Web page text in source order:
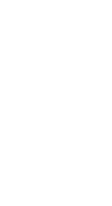
리는)
2日TSUTAYAにて先行
ジン / エンジョイ❕
News
ル
制作発表会
日（28日）結婚……
ン、「健康がとても回
の大物俳優